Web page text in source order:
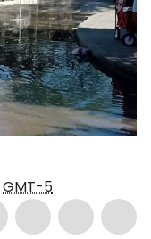
GMT-5